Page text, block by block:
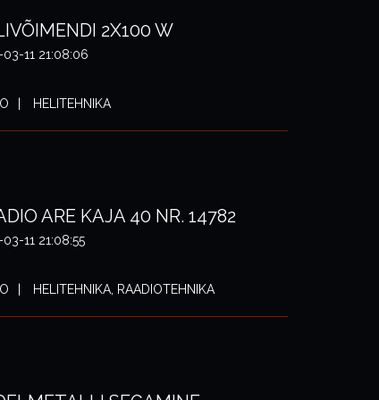
2X100 W
03-11 21:08:06
HELITEHNIKA
ARE KAJA 40 NR. 14782
11 21:08:55
HELITEHNIKA, RAADIOTEHNIKA